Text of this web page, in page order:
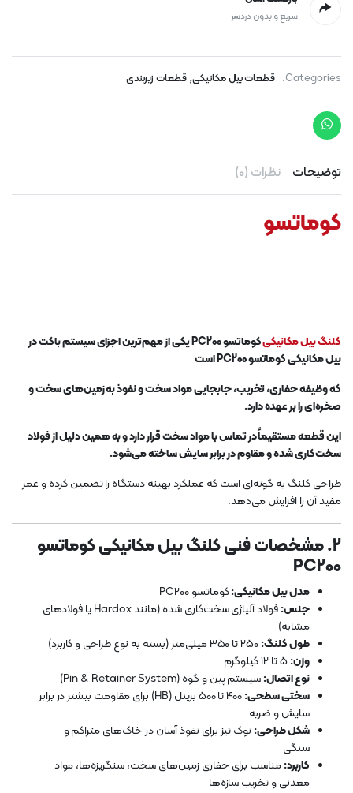
سریع و بدون دردسر
Categories: قطعات بیل مکانیکی,قطعات زیربندی
توضیحات نظرات (0)
کوماتسو
کلنگ بیل مکانیکی
کوماتسو PC200 یکی از مهم‌ترین اجزای سیستم باکت در
بیل مکانیکی کوماتسو PC200 است
که وظیفه حفاری، تخریب، جابجایی مواد سخت و نفوذ به زمین‌های سخت و
صخره‌ای را بر عهده دارد.
این قطعه مستقیماً در تماس با مواد سخت قرار دارد و به همین دلیل از فولاد
سخت‌کاری شده و مقاوم در برابر سایش ساخته می‌شود.
طراحی کلنگ به گونه‌ای است که عملکرد بهینه دستگاه را تضمین کرده و عمر
مفید آن را افزایش می‌دهد.
2. مشخصات فنی کلنگ بیل مکانیکی کوماتسو
PC200
مدل بیل مکانیکی:کوماتسو PC200
جنس:
فولاد آلیاژی سخت‌کاری شده (مانند Hardox یا فولادهای
مشابه)
طول کلنگ:
وزن:
نوع اتصال:سیستم پین و گوه (Pin & Retainer System)
سختی سطحی:
400 تا 500 برینل (HB) برای مقاومت بیشتر در برابر
سایش و ضربه
شکل طراحی: نوک تیز برای نفوذ آسان در خاک‌های متراکم و
سنگی
کاربرد:مناسب برای حفاری زمین‌های سخت، سنگریزه‌ها، مواد
معدنی و تخریب سازه‌ها